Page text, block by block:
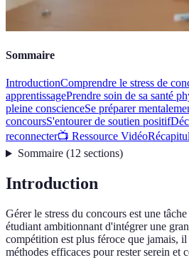
Sommaire
IntroductionComprendre le stress de
apprentissagePrendre soin de sa santé
pleine conscienceSe préparer
concoursS'entourer de soutien positif
reconnecter📺 Ressource Vidéo
Sommaire(12 sections)
Introduction
Gérer le stress du concours est une
étudiant ambitionnant d'intégrer une
compétition est plus féroce que jamais,
méthodes efficaces pour rester serein et